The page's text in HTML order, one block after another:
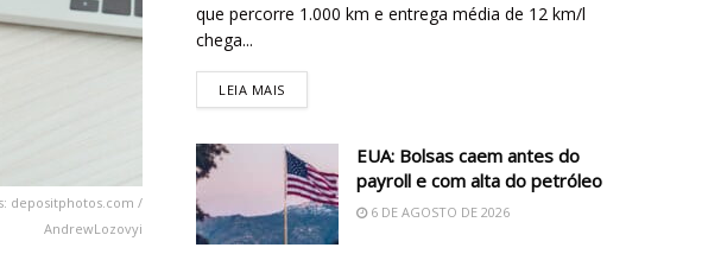
depositphotos.com /
AndrewLozovyi
que percorre 1.000 km e entrega média de 12 km/l
chega...
LEIA MAIS
EUA: Bolsas caem antes do
payroll e com alta do petróleo
6 DE AGOSTO DE 2026